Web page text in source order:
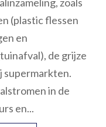
(plastic flessen
en
de grijze
supermarkten.
in de
en...